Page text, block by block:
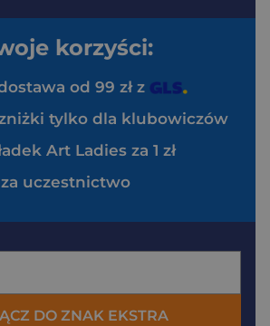
korzyści:
od 99 zł z
tylko dla klubowiczów
Art Ladies za 1 zł
za uczestnictwo
DO ZNAK EKSTRA